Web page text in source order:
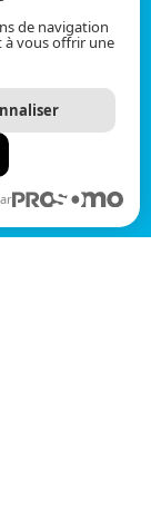
de navigation
à vous offrir une